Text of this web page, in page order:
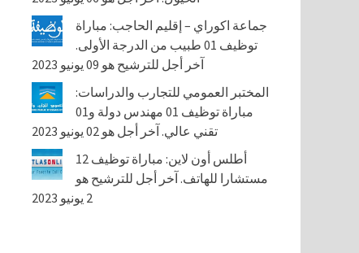
جماعة اكوراي – إقليم الحاجب: مباراة
توظيف 01 طبيب من الدرجة الأولى.
آخر أجل للترشيح هو 09 يونيو 2023
المختبر العمومي للتجارب والدراسات:
مباراة توظيف 01 مهندس دولة و01
تقني عالي. آخر أجل هو 02 يونيو 2023
أطلس أون لاين: مباراة توظيف 12
مستشارا للهاتف. آخر أجل للترشيح هو
2 يونيو 2023